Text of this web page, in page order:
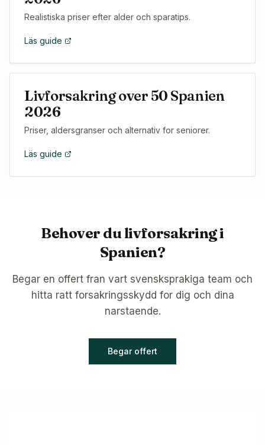
Realistiska priser efter alder och sparatips.
Läs guide
Livforsakring over 50 Spanien
2026
Priser, aldersgranser och alternativ for seniorer.
Läs guide
Behover du livforsakring i
Spanien?
Begar en offert fran vart svensksprakiga team och
hitta ratt forsakringsskydd for dig och dina
narstaende.
Begar offert